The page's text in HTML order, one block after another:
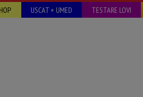
USCAT + UMED TESTARE LOVI